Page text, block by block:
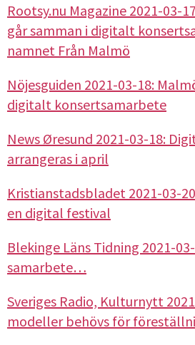
Rootsy.nu Magazine 2021-03-
går samman i digitalt
namnet Från Malmö
Nöjesguiden 2021-03-18:
digitalt konsertsamarbete
News Øresund 2021-03-18:
arrangeras i april
Kristianstadsbladet 2021-03-
en digital festival
Blekinge Läns Tidning 2021-
samarbete…
Sveriges Radio, Kulturnytt
modeller behövs för